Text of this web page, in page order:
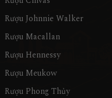
Rượu Johnnie Walker
Rượu Macallan
Rượu Hennessy
Rượu Meukow
Rượu Phong Thủy